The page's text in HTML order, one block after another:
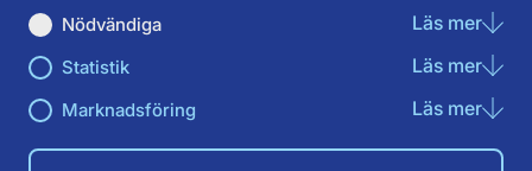
Nödvändiga Läs merom
Statistik Läs merom
Marknadsföring Läs merom
Du hittar oss här på sociala medier
Facebook
Instagram